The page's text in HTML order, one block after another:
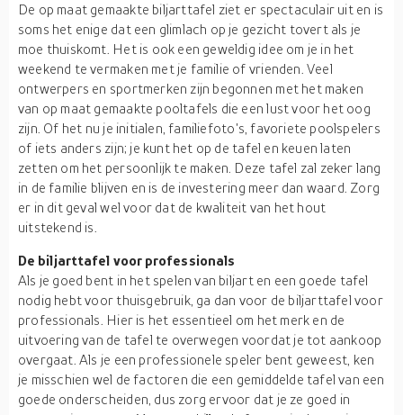
De op maat gemaakte biljarttafel ziet er spectaculair uit en is
soms het enige dat een glimlach op je gezicht tovert als je
moe thuiskomt. Het is ook een geweldig idee om je in het
weekend te vermaken met je familie of vrienden. Veel
ontwerpers en sportmerken zijn begonnen met het maken
van op maat gemaakte pooltafels die een lust voor het oog
zijn. Of het nu je initialen, familiefoto's, favoriete poolspelers
of iets anders zijn; je kunt het op de tafel en keuen laten
zetten om het persoonlijk te maken. Deze tafel zal zeker lang
in de familie blijven en is de investering meer dan waard. Zorg
er in dit geval wel voor dat de kwaliteit van het hout
uitstekend is.
De biljarttafel voor professionals
Als je goed bent in het spelen van biljart en een goede tafel
nodig hebt voor thuisgebruik, ga dan voor de biljarttafel voor
professionals. Hier is het essentieel om het merk en de
uitvoering van de tafel te overwegen voordat je tot aankoop
overgaat. Als je een professionele speler bent geweest, ken
je misschien wel de factoren die een gemiddelde tafel van een
goede onderscheiden, dus zorg ervoor dat je ze goed in